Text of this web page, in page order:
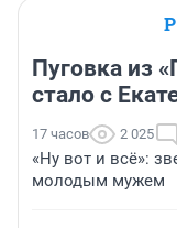
Пуговка из
стало с
17 часов 2 025
«Ну вот и всё»:
молодым мужем